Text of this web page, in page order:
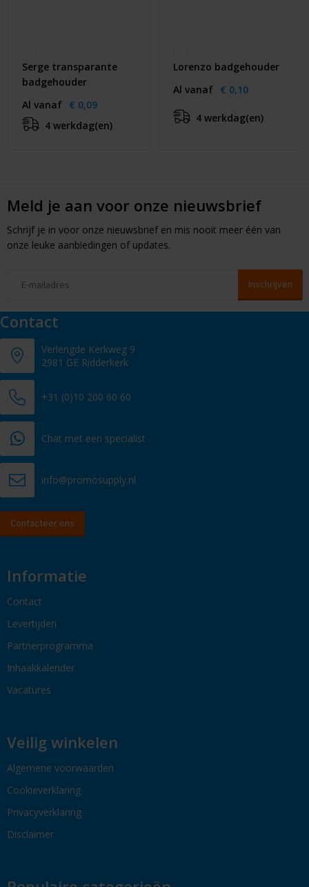
Serge transparante
badgehouder
Al vanaf € 0,09
4 werkdag(en)
Lorenzo badgehouder
Al vanaf € 0,10
4 werkdag(en)
Meld je aan voor onze nieuwsbrief
Schrijf je in voor onze nieuwsbrief en mis nooit meer één van
onze leuke aanbiedingen of updates.
Contact
Verlengde Kerkweg 9
2981 GE Ridderkerk
+31 (0)10 200 60 60
Chat met een specialist
info@promosupply.nl
Contacteer ons
Informatie
Contact
Levertijden
Partnerprogramma
Inhaakkalender
Vacatures
Veilig winkelen
Algemene voorwaarden
Cookieverklaring
Privacyverklaring
Disclaimer